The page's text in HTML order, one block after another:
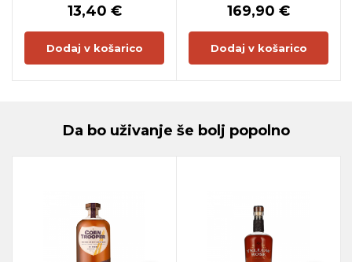
13,40 €
Dodaj v košarico
169,90 €
Dodaj v košarico
Da bo uživanje še bolj popolno